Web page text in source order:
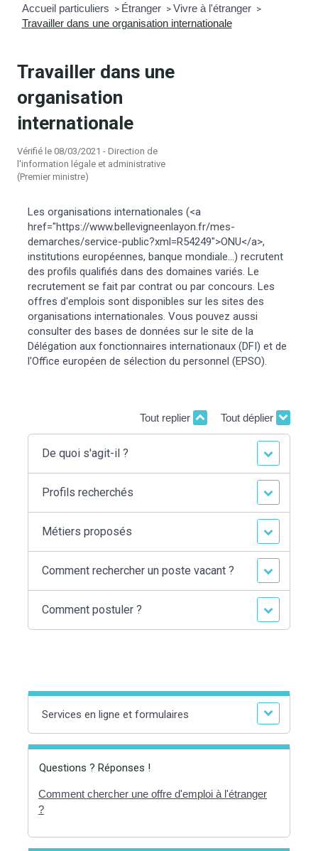
municipaux
sur la commune
d’urbanisme
voirie, arrêté de circulation et
domaine public
la commune
Accueil particuliers > Étranger > Vivre à l'étranger >
Travailler dans une organisation internationale
Travailler dans une
organisation
internationale
Vérifié le 08/03/2021 - Direction de
l'information légale et administrative
(Premier ministre)
Les organisations internationales (<a
href="https://www.bellevigneenlayon.fr/mes-
demarches/service-public?xml=R54249">ONU</a>,
institutions européennes, banque mondiale...) recrutent
des profils qualifiés dans des domaines variés. Le
recrutement se fait par contrat ou par concours. Les
offres d'emplois sont disponibles sur les sites des
organisations internationales. Vous pouvez aussi
consulter des bases de données sur le site de la
Délégation aux fonctionnaires internationaux (DFI) et de
l'Office européen de sélection du personnel (EPSO).
Tout replier Tout déplier
De quoi s'agit-il ?
Profils recherchés
Métiers proposés
Comment rechercher un poste vacant ?
Comment postuler ?
Services en ligne et formulaires
Questions ? Réponses !
Comment chercher une offre d'emploi à l'étranger
?